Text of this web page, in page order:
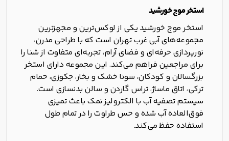
استخر موج خورشید
استخر موج خورشید یکی از لوکس‌ترین و مجهزترین
مجموعه‌های آبی غرب تهران است که با طراحی مدرن،
نورپردازی حرفه‌ای و فضای آرام، تجربه‌ای متفاوت از شنا را
برای مراجعین فراهم می‌کند. این مجموعه دارای استخر
بزرگسالان و کودکان، سونا خشک و بخار، جکوزی، حمام
ترکی، اتاق ماساژ، تراس گاردن و سالن بدنسازی است.
سیستم تصفیه آب با الکترولیز نمک باعث تمیزی
فوق‌العاده آب شده و حس طراوت را در تمام طول
استفاده حفظ می‌کند.